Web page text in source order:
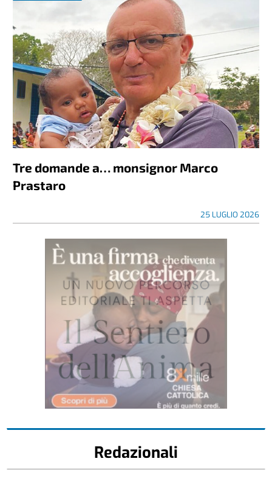
Tre domande a… monsignor Marco
Prastaro
25 LUGLIO 2026
Redazionali